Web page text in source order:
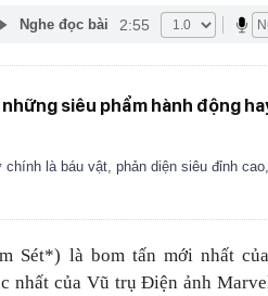
Nghe đọc bài 2:55
siêu phẩm hành động
là báu vật, phản diện siêu đỉnh
Sét*) là bom tấn mới nhất
nhất của Vũ trụ Điện ảnh